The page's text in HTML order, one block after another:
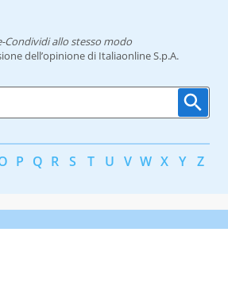
Condividi allo stesso modo
dell’opinione di Italiaonline S.p.A.
P Q R S T U V W X Y Z